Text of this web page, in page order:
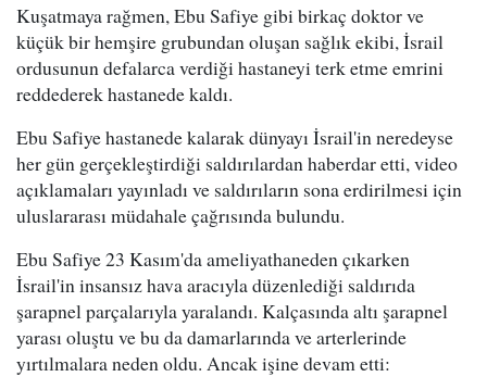
Kuşatmaya rağmen, Ebu Safiye gibi birkaç doktor ve
küçük bir hemşire grubundan oluşan sağlık ekibi, İsrail
ordusunun defalarca verdiği hastaneyi terk etme emrini
reddederek hastanede kaldı.
Ebu Safiye hastanede kalarak dünyayı İsrail'in neredeyse
her gün gerçekleştirdiği saldırılardan haberdar etti, video
açıklamaları yayınladı ve saldırıların sona erdirilmesi için
uluslararası müdahale çağrısında bulundu.
Ebu Safiye 23 Kasım'da ameliyathaneden çıkarken
İsrail'in insansız hava aracıyla düzenlediği saldırıda
şarapnel parçalarıyla yaralandı. Kalçasında altı şarapnel
yarası oluştu ve bu da damarlarında ve arterlerinde
yırtılmalara neden oldu. Ancak işine devam etti: